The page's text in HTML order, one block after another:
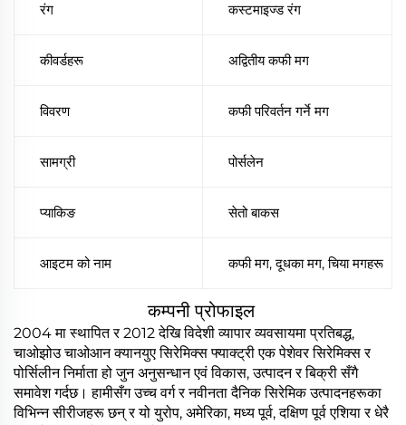
रंग कस्टमाइज्ड रंग
कीवर्डहरू अद्वितीय कफी मग
विवरण कफी परिवर्तन गर्ने मग
सामग्री पोर्सलेन
प्याकिङ सेतो बाकस
आइटम को नाम कफी मग, दूधका मग, चिया मगहरू
कम्पनी प्रोफाइल
2004 मा स्थापित र 2012 देखि विदेशी व्यापार व्यवसायमा प्रतिबद्ध,
चाओझोउ चाओआन क्यानयुए सिरेमिक्स फ्याक्ट्री एक पेशेवर सिरेमिक्स र
पोर्सिलीन निर्माता हो जुन अनुसन्धान एवं विकास, उत्पादन र बिक्री सँगै
समावेश गर्दछ। हामीसँग उच्च वर्ग र नवीनता दैनिक सिरेमिक उत्पादनहरूका
विभिन्न सीरीजहरू छन् र यो युरोप, अमेरिका, मध्य पूर्व, दक्षिण पूर्व एशिया र धेरै